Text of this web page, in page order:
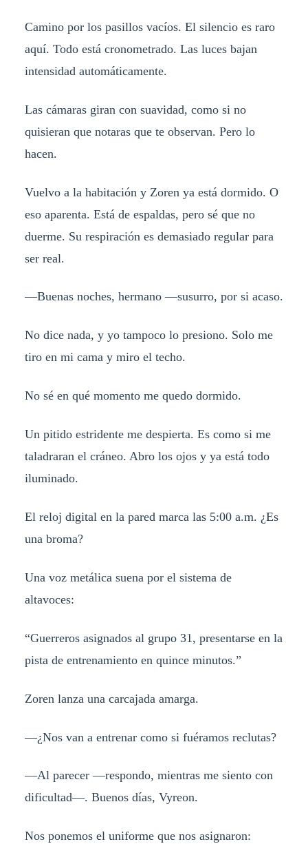
Camino por los pasillos vacíos. El silencio es raro
aquí. Todo está cronometrado. Las luces bajan
intensidad automáticamente.
Las cámaras giran con suavidad, como si no
quisieran que notaras que te observan. Pero lo
hacen.
Vuelvo a la habitación y Zoren ya está dormido. O
eso aparenta. Está de espaldas, pero sé que no
duerme. Su respiración es demasiado regular para
ser real.
—Buenas noches, hermano —susurro, por si acaso.
No dice nada, y yo tampoco lo presiono. Solo me
tiro en mi cama y miro el techo.
No sé en qué momento me quedo dormido.
Un pitido estridente me despierta. Es como si me
taladraran el cráneo. Abro los ojos y ya está todo
iluminado.
El reloj digital en la pared marca las 5:00 a.m. ¿Es
una broma?
Una voz metálica suena por el sistema de
altavoces:
“Guerreros asignados al grupo 31, presentarse en la
pista de entrenamiento en quince minutos.”
Zoren lanza una carcajada amarga.
—¿Nos van a entrenar como si fuéramos reclutas?
—Al parecer —respondo, mientras me siento con
dificultad—. Buenos días, Vyreon.
Nos ponemos el uniforme que nos asignaron: